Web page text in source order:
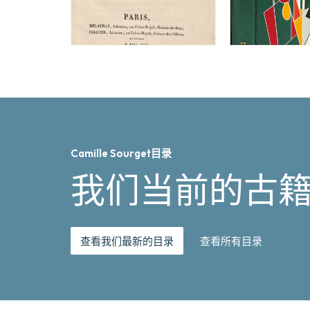
Camille Sourget目录
我们当前的古
查看我们最新的目录 查看所有目录